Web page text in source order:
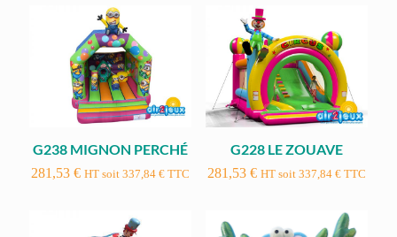
G238 MIGNON PERCHÉ
281,53€ HT soit337,84€ TTC
G228 LE ZOUAVE
281,53 € HT soit 337,84 €TTC